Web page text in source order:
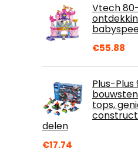
Vtech
€55.88
Plus-
tops,
delen
€17.74